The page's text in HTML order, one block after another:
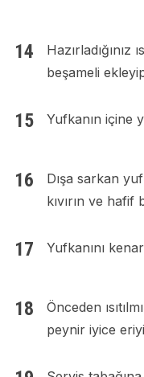
Hazırladığınız
beşameli
Yufkanın içine
Dışa sarkan
kıvırın ve hafif
Yufkanını
Önceden
peynir iyice